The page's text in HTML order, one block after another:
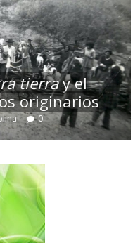
tierray el
originarios
0